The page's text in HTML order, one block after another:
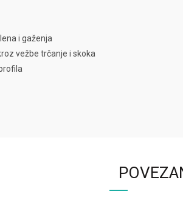
i gaženja
vežbe trčanje i skoka